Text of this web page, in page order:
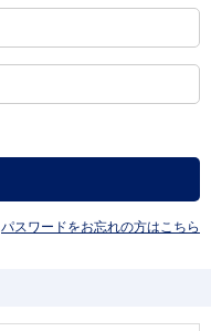
パスワードをお忘れの方はこちら